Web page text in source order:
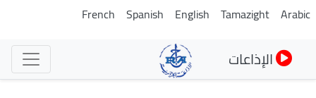
تجاوز
Arabic
Tamazight
English
Spanish
French
الإذاعات